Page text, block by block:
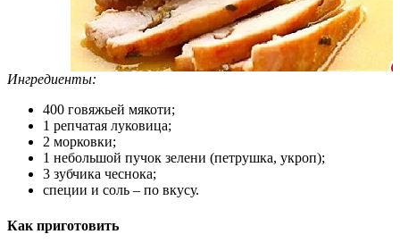
Ингредиенты:
400 говяжьей мякоти;
1 репчатая луковица;
2 морковки;
1 небольшой пучок зелени (петрушка, укроп);
3 зубчика чеснока;
специи и соль – по вкусу.
Как приготовить